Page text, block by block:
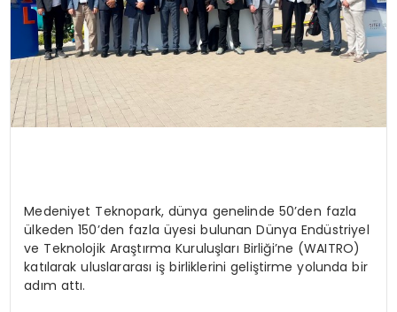
Medeniyet Teknopark, dünya genelinde 50’den fazla
ülkeden 150’den fazla üyesi bulunan Dünya Endüstriyel
ve Teknolojik Araştırma Kuruluşları Birliği’ne (WAITRO)
katılarak uluslararası iş birliklerini geliştirme yolunda bir
adım attı.